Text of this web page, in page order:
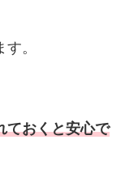
。
ておくと安心で